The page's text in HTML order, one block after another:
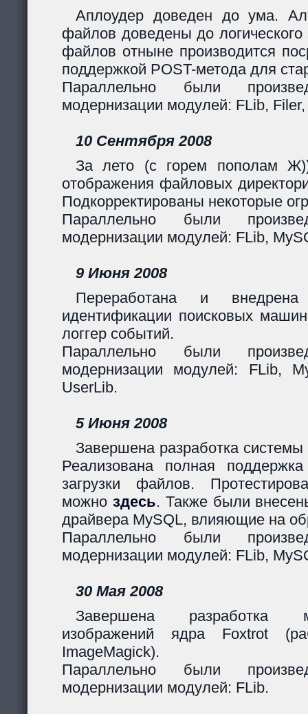
Аплоудер доведен до ума.
файлов доведены до логического
файлов отныне производится
поддержкой POST-метода для
Параллельно были
модернизации модулей: FLib,
10 Сентября 2008
За лето (с горем пополам
отображения файловых
Подкорректированы некоторые
Параллельно были
модернизации модулей: FLib,
9 Июня 2008
Переработана и
идентификации поисковых
логгер событий.
Параллельно были
модернизации модулей: FLib,
UserLib.
5 Июня 2008
Завершена разработка
Реализована полная
загрузки файлов.
можно здесь. Также были
драйвера MySQL, влияющие на
Параллельно были
модернизации модулей: FLib,
30 Мая 2008
Завершена разработка
изображений ядра Foxtrot
ImageMagick).
Параллельно были
модернизации модулей: FLib.